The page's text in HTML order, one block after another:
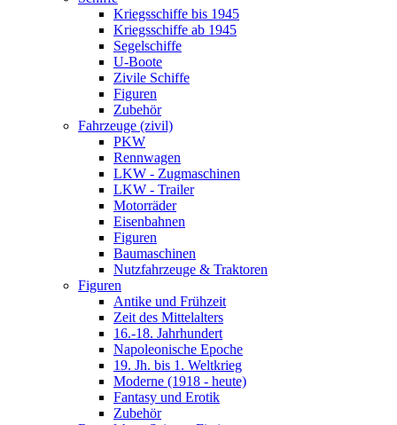
Kriegsschiffe bis 1945
Kriegsschiffe ab 1945
Segelschiffe
U-Boote
Zivile Schiffe
Figuren
Zubehör
Fahrzeuge (zivil)
PKW
Rennwagen
LKW - Zugmaschinen
LKW - Trailer
Motorräder
Eisenbahnen
Figuren
Baumaschinen
Nutzfahrzeuge & Traktoren
Figuren
Antike und Frühzeit
Zeit des Mittelalters
16.-18. Jahrhundert
Napoleonische Epoche
19. Jh. bis 1. Weltkrieg
Moderne (1918 - heute)
Fantasy und Erotik
Zubehör